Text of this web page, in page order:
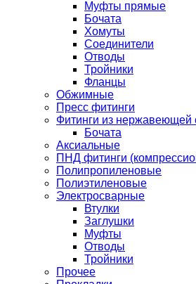
Муфты прямые
Бочата
Хомуты
Соединители
Отводы
Тройники
Фланцы
Обжимные
Пресс фитинги
Фитинги из нержавеющей
Бочата
Аксиальные
ПНД фитинги
Полипропиленовые
Полиэтиленовые
Электросварные
Втулки
Заглушки
Муфты
Отводы
Тройники
Прочее